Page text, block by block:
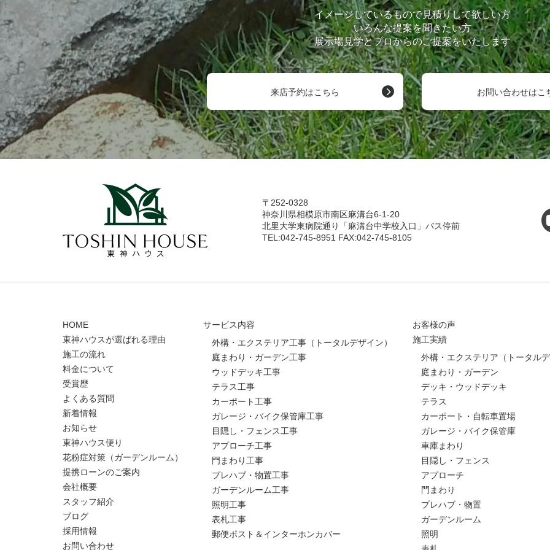
イメージしているもので見積りして欲しい方
いろんな提案を聞きたい方
展示場見学とプロからのご提案をいたします
来店予約はこちら お問い合わせはこ
〒252-0328
神奈川県相模原市南区麻溝台6-1-20
北里大学東病院通り「麻溝台中学校入口」バス停前
TEL:042-745-8951 FAX:042-745-8105
HOME
東神ハウスが選ばれる理由
施工の流れ
料金について
受賞歴
よくある質問
新着情報
お知らせ
東神ハウス便り
花粉症対策（ガーデンルーム）
提携ローンのご案内
会社概要
スタッフ紹介
ブログ
採用情報
お問い合わせ
サービス内容
外構・エクステリア工事（トータルデザイン）
庭まわり・ガーデン工事
ウッドデッキ工事
テラス工事
カーポート工事
ガレージ・バイク保管庫工事
目隠し・フェンス工事
アプローチ工事
門まわり工事
プレハブ・物置工事
ガーデンルーム工事
照明工事
表札工事
郵便ポスト＆インターホンカバー
お客様の声
施工実績
外構・エクステリア（トータル
庭まわり・ガーデン
デッキ・ウッドデッキ
テラス
カーポート・自転車置場
ガレージ・バイク保管庫
車庫まわり
目隠し・フェンス
アプローチ
門まわり
プレハブ・物置
ガーデンルーム
照明